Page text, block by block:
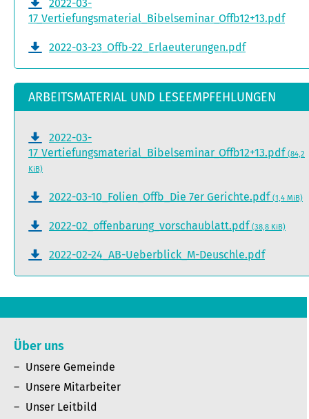
2022-03-
17_Vertiefungsmaterial_Bibelseminar_Offb12+13.pdf
2022-03-23_Offb-22_Erlaeuterungen.pdf
ARBEITSMATERIAL UND LESEEMPFEHLUNGEN
2022-03-
17_Vertiefungsmaterial_Bibelseminar_Offb12+13.pdf(84,2
KiB)
2022-03-10_Folien_Offb_Die 7er Gerichte.pdf(1,4 MiB)
2022-02_offenbarung_vorschaublatt.pdf(38,8 KiB)
2022-02-24_AB-Ueberblick_M-Deuschle.pdf
Über uns
Unsere Gemeinde
Unsere Mitarbeiter
Unser Leitbild